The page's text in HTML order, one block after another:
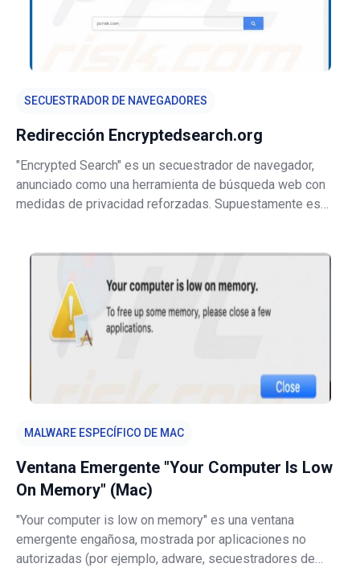
SECUESTRADOR DE NAVEGADORES
Redirección Encryptedsearch.org
"Encrypted Search" es un secuestrador de navegador,
anunciado como una herramienta de búsqueda web con
medidas de privacidad reforzadas. Supuestamente es
Esta aplicación de secuestr
MALWARE ESPECÍFICO DE MAC
Ventana Emergente "Your Computer Is Low
On Memory" (Mac)
"Your computer is low on memory" es una ventana
emergente engañosa, mostrada por aplicaciones no
autorizadas (por ejemplo, adware, secuestradores de